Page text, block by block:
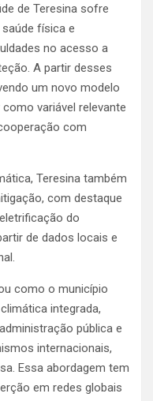
de Teresina sofre
física e
no acesso a
A partir desses
um novo modelo
variável relevante
com
Teresina também
com destaque
do
de dados locais e
como o município
integrada,
pública e
internacionais,
Essa abordagem tem
em redes globais